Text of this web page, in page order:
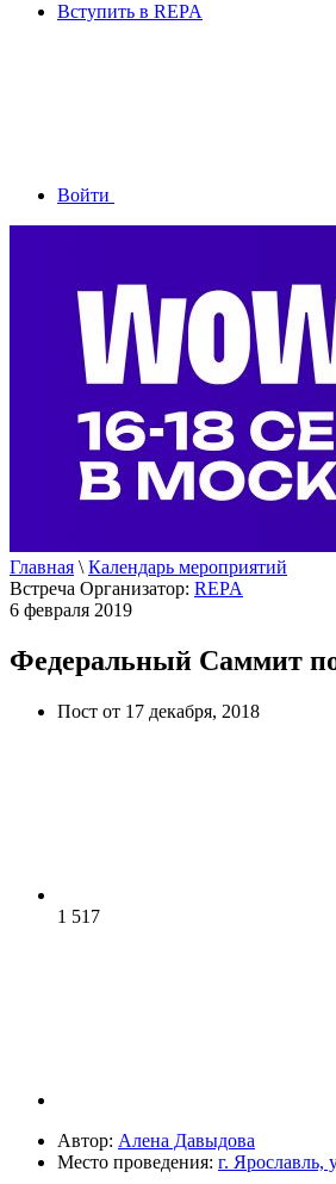
Вступить в REPA
Войти
Главная \ Календарь мероприятий
Встреча Организатор: REPA
6 февраля 2019
Федеральный Саммит
Пост от 17 декабря, 2018
1 517
Автор: Алена Давыдова
Место проведения: г. Ярославль,